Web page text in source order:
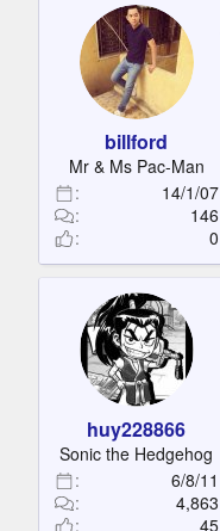
r
t
e
r
à
y
g
i
billford
Mr & Ms Pac-Man
14/1/07
146
0
huy228866
Sonic the Hedgehog
6/8/11
4,863
45